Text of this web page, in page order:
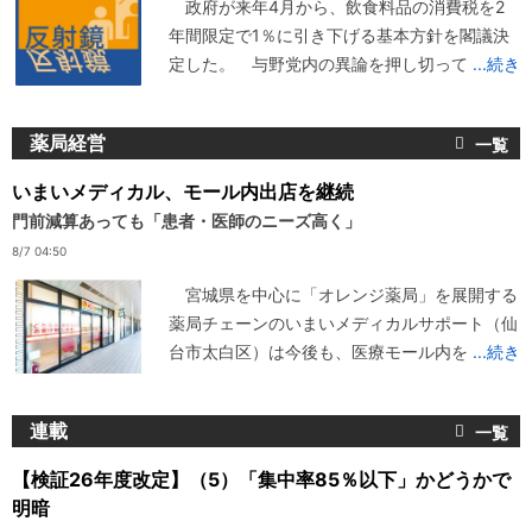
政府が来年4月から、飲食料品の消費税を2
年間限定で1％に引き下げる基本方針を閣議決
定した。 与野党内の異論を押し切って ...続き
薬局経営
いまいメディカル、モール内出店を継続
門前減算あっても「患者・医師のニーズ高く」
8/7 04:50
宮城県を中心に「オレンジ薬局」を展開する
薬局チェーンのいまいメディカルサポート（仙
台市太白区）は今後も、医療モール内を ...続き
連載
【検証26年度改定】（5）「集中率85％以下」かどうかで
明暗